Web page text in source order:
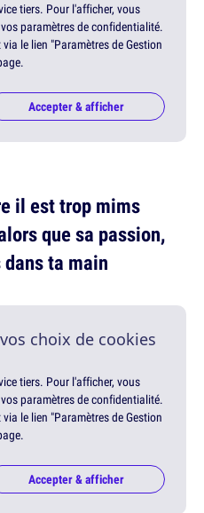
tiers. Pour l'afficher, vous
paramètres de confidentialité.
le lien "Paramètres de Gestion
Accepter & afficher
il est trop mims
que sa passion,
ta main
choix de cookies
tiers. Pour l'afficher, vous
paramètres de confidentialité.
le lien "Paramètres de Gestion
Accepter & afficher